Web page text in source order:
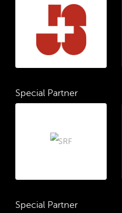
Special Partner
Special Partner